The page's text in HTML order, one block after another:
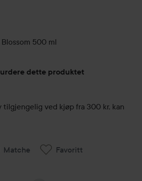
500 ml
dette produktet
ved kjøp fra 300 kr, kan
Matche Favoritt